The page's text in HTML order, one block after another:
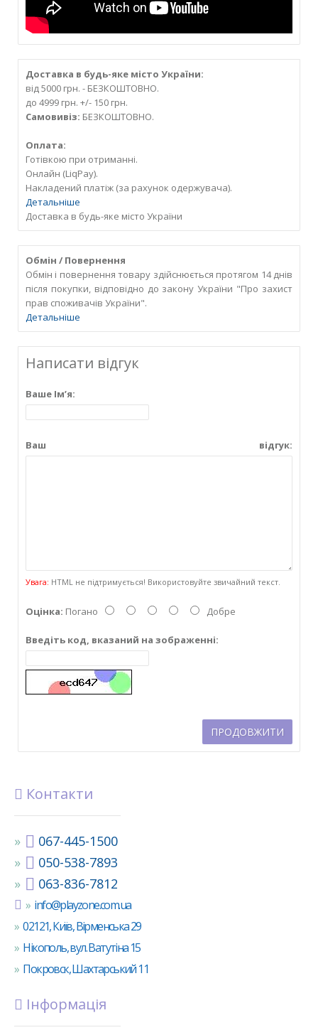
Доставка в будь-яке місто України:
від 5000 грн. - БЕЗКОШТОВНО.
до 4999 грн. +/- 150 грн.
Самовивіз: БЕЗКОШТОВНО.
Оплата:
Готівкою при отриманні.
Онлайн (LiqPay).
Накладений платіж (за рахунок одержувача).
Детальніше
Доставка в будь-яке місто України
Обмін / Повернення
Обмін і повернення товару здійснюється протягом 14 днів
після покупки, відповідно до закону України "Про захист
прав споживачів України".
Детальніше
Написати відгук
Ваше Ім’я:
Ваш відгук:
Увага: HTML не підтримується! Використовуйте звичайний текст.
Оцінка: Погано Добре
Введіть код, вказаний на зображенні:
ПРОДОВЖИТИ
Контакти
067-445-1500
050-538-7893
063-836-7812
info@playzone.com.ua
02121, Київ, Вірменська 29
Нікополь, вул. Ватутіна 15
Покровск, Шахтарський 11
Інформація